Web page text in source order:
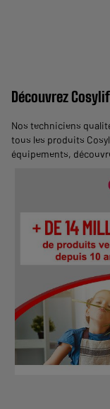
Découvrez
Nos techniciens
tous les produits
équipements,